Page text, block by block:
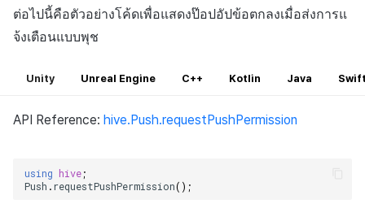
ต่อไปนี้คือตัวอย่างโค้ดเพื่อแสดงป๊อปอัปข้อตกลงเมื่อส่งการแ
จ้งเตือนแบบพุช
Unity Unreal Engine C++ Kotlin Java
API Reference: hive.Push.requestPushPermission
using hive;
Push .requestPushPermission();